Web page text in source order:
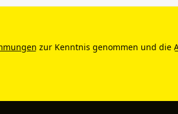
zur Kenntnis genommen und die